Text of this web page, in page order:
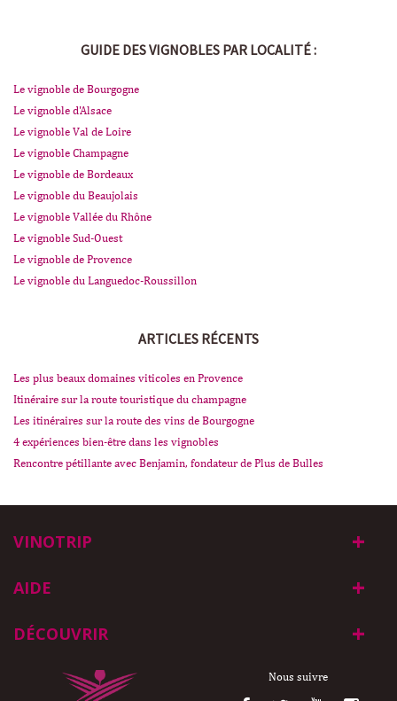
GUIDE DES VIGNOBLES PAR LOCALITÉ :
Le vignoble de Bourgogne
Le vignoble d'Alsace
Le vignoble Val de Loire
Le vignoble Champagne
Le vignoble de Bordeaux
Le vignoble du Beaujolais
Le vignoble Vallée du Rhône
Le vignoble Sud-Ouest
Le vignoble de Provence
Le vignoble du Languedoc-Roussillon
ARTICLES RÉCENTS
Les plus beaux domaines viticoles en Provence
Itinéraire sur la route touristique du champagne
Les itinéraires sur la route des vins de Bourgogne
4 expériences bien-être dans les vignobles
Rencontre pétillante avec Benjamin, fondateur de Plus de Bulles
VINOTRIP
AIDE
DÉCOUVRIR
Nous suivre